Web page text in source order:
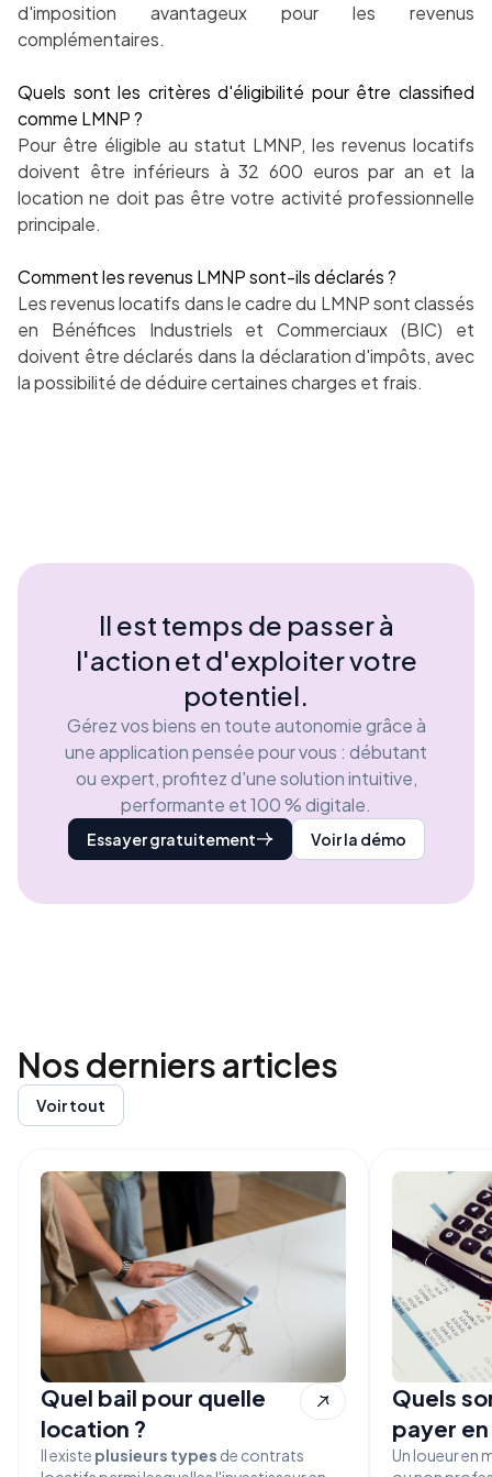
d'imposition avantageux pour les revenus
complémentaires.
Quels sont les critères d'éligibilité pour être classified
comme LMNP ?
Pour être éligible au statut LMNP, les revenus locatifs
doivent être inférieurs à 32 600 euros par an et la
location ne doit pas être votre activité professionnelle
principale.
Comment les revenus LMNP sont-ils déclarés ?
Les revenus locatifs dans le cadre du LMNP sont classés
en Bénéfices Industriels et Commerciaux (BIC) et
doivent être déclarés dans la déclaration d'impôts, avec
la possibilité de déduire certaines charges et frais.
Il est temps de passer à
l'action et d'exploiter votre
potentiel.
Gérez vos biens en toute autonomie grâce à
une application pensée pour vous : débutant
ou expert, profitez d'une solution intuitive,
performante et 100 % digitale.
Essayer gratuitement Voir la démo
Nos derniersarticles
Voir tout
Quel bail pour quelle
location ?
Il existe plusieurs types de contrats
Quels
payer en
Un loueur en